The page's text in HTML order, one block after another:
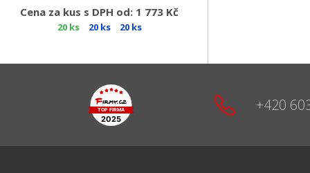
Cena za kus s DPH od: 1 773 Kč
20 ks 20 ks 20 ks
+420